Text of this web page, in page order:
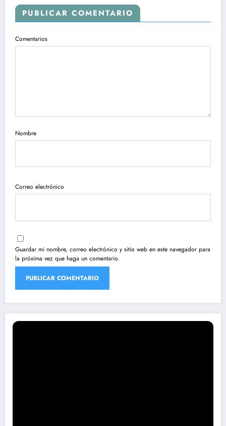
PUBLICAR COMENTARIO
Comentarios
Nombre
Correo electrónico
Guardar mi nombre, correo electrónico y sitio web en este navegador para
la próxima vez que haga un comentario.